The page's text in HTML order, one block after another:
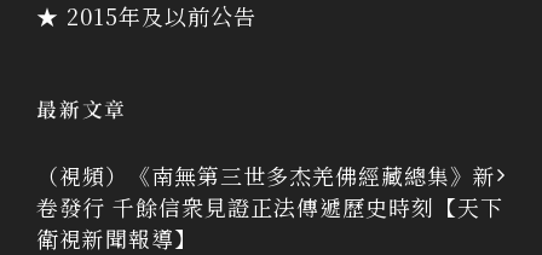
★ 2015年及以前公告
最新文章
（視頻）《南無第三世多杰羌佛經藏總集》新
卷發行 千餘信衆見證正法傳遞歷史時刻【天下
衛視新聞報導】